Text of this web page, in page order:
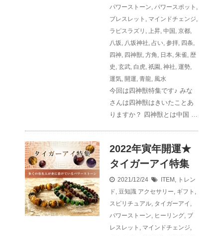
パワーストーン, パワースポット ,
ブレスレット , マインドチェンジ,
ラピスラズリ , 上昇, 中国, 京都,
八坂, 八坂神社, 占い, 参拝, 四条,
四神, 四神獣, 方角 , 日本, 朱雀, 歴
史 , 玄武, 白虎, 祇園, 神社, 運勢,
運気, 開運, 青龍, 風水
今回は四神獣特集です♪ みな
さんは四神獣はきいたことあ
りますか？ 四神獣とは中国 …
2022年寅年開運★
タイガーアイ特集
2021/12/24 ITEM, トレン
ド, 豆知識 アクセサリー, ギフト ,
スピリチュアル, タイガーアイ ,
パワーストーン, ヒーリング, ブ
レスレット , マインドチェンジ,